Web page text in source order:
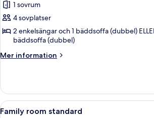
balkong
havsutsikt
Familjerum
-
balkong
1 sovrum
4 sovplatser
2 enkelsängar och 1 bäddsoffa (dubbel)
bäddsoffa (dubbel)
Mer information
Mer
-
balkong
Öppna
Minibar,
1
Family room standard